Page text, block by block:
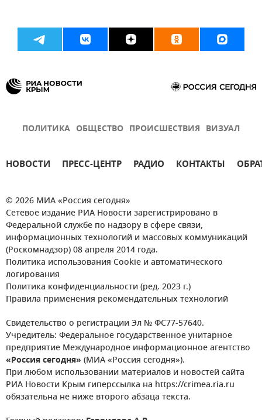
ПОЛИТИКА ОБЩЕСТВО ПРОИСШЕСТВИЯ ВИЗУАЛ
НОВОСТИ ПРЕСС-ЦЕНТР РАДИО КОНТАКТЫ
© 2026 МИА «Россия сегодня»
Сетевое издание РИА Новости зарегистрировано в
Федеральной службе по надзору в сфере связи,
информационных технологий и массовых коммуникаций
(Роскомнадзор) 08 апреля 2014 года.
Политика использования Cookie и автоматического
логирования
Политика конфиденциальности (ред. 2023 г.)
Правила применения рекомендательных технологий
Свидетельство о регистрации Эл № ФС77-57640.
Учредитель: Федеральное государственное унитарное
предприятие Международное информационное агентство
«Россия сегодня» (МИА «Россия сегодня»).
При любом использовании материалов и новостей сайта
РИА Новости Крым гиперссылка на https://crimea.ria.ru
обязательна не ниже второго абзаца текста.